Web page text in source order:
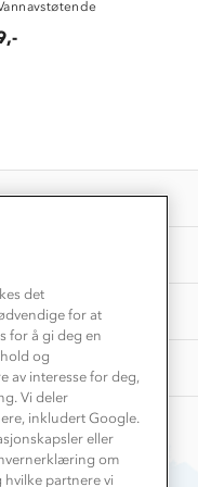
det
for at
for å gi deg en
og
av interesse for deg,
Vi deler
inkludert Google.
eller
om
partnere vi